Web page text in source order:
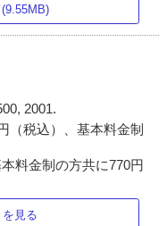
2001.
（税込）、基本料金制
料金制の方共に770円
見る